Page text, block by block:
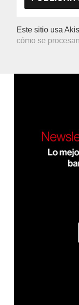
Este sitio usa
cómo se